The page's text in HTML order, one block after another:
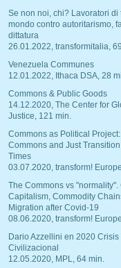
Se non noi, chi? Lavoratori di
mondo contro autoritarismo,
dittatura
26.01.2022, transformitalia,
Venezuela Communes
12.01.2022, Ithaca DSA, 28
Commons & Public Goods
14.12.2020, The Center for
Justice, 121 min.
Commons as Political Project:
Commons and Just
Times
03.07.2020, transform!
The Commons vs "normality".
Capitalism, Commodity
Migration after Covid-19
08.06.2020, transform!
Dario Azzellini en 2020 Crisis
Civilizacional
12.05.2020, MPL, 64 min.